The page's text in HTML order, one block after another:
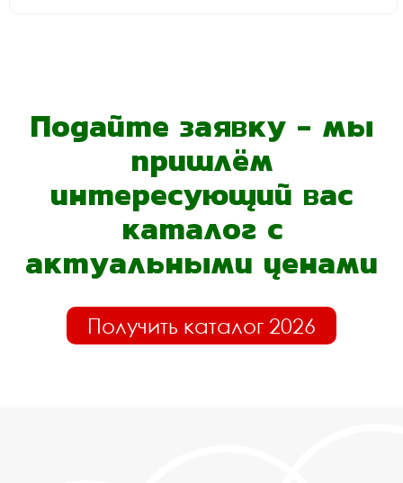
Подайте заявку - мы
пришлём
интересующий вас
каталог с
актуальными ценами
Получить каталог 2026